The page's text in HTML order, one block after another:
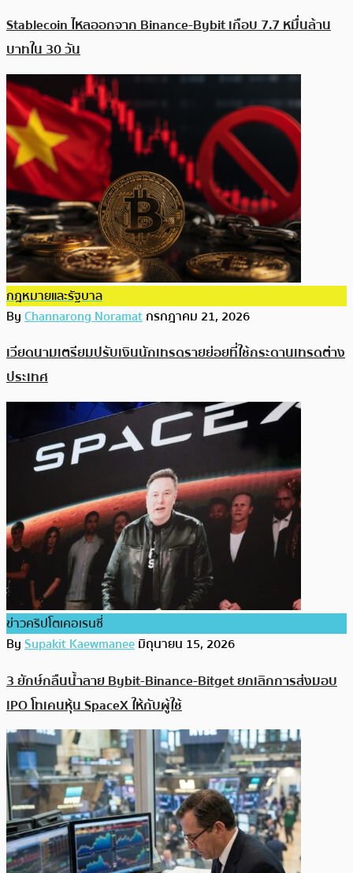
Stablecoin ไหลออกจาก Binance-Bybit เกือบ 7.7 หมื่นล้าน
บาทใน 30 วัน
กฎหมายและรัฐบาล
ByChannarong Noramatกรกฎาคม 21, 2026
เวียดนามเตรียมปรับเงินนักเทรดรายย่อยที่ใช้กระดานเทรดต่าง
ประเทศ
ข่าวคริปโตเคอเรนซี่
BySupakit Kaewmaneeมิถุนายน 15, 2026
3 ยักษ์กลืนน้ำลาย Bybit-Binance-Bitget ยกเลิกการส่งมอบ
IPO โทเคนหุ้น SpaceX ให้กับผู้ใช้